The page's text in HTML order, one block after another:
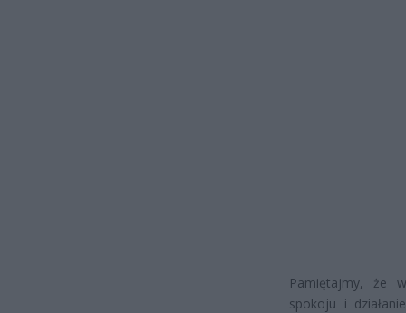
Pamiętajmy, że
spokoju i